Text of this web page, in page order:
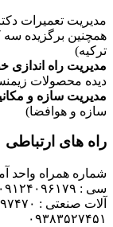
مدیریت تعمیرات
همچنین برگزیده سه
ترکیه)
مدیریت راه
دیده محصولات
مدیریت سازه و
سازه و هوافضا)
راه های ارتباطی
شماره همراه واحد
۰۹۳۸۳۵۲۷۴۵۱